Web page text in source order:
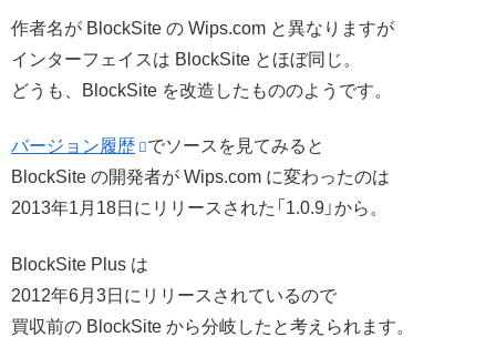
作者名が BlockSite の Wips.com と異なりますが
インターフェイスは BlockSite とほぼ同じ。
どうも、BlockSite を改造したもののようです。
バージョン履歴
でソースを見てみると
BlockSite の開発者が Wips.com に変わったのは
2013年1月18日にリリースされた「1.0.9」から。
BlockSite Plus は
2012年6月3日にリリースされているので
買収前の BlockSite から分岐したと考えられます。